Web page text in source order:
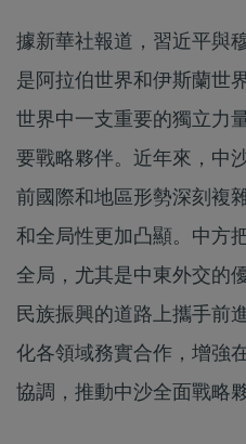
據新華社報道，習近平與
是阿拉伯世界和伊斯蘭世
世界中一支重要的獨立力
要戰略夥伴。近年來，中
前國際和地區形勢深刻複
和全局性更加凸顯。中方
全局，尤其是中東外交的
民族振興的道路上攜手前
化各領域務實合作，增強
協調，推動中沙全面戰略